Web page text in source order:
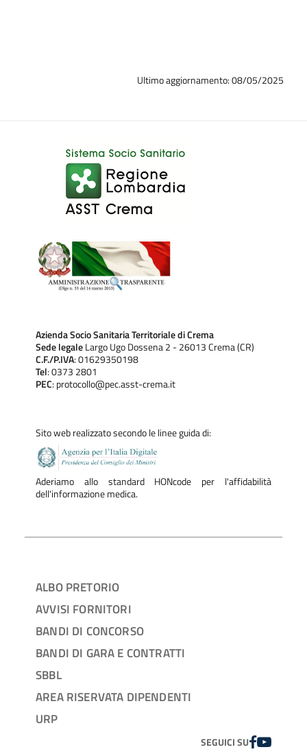
Ultimo aggiornamento: 08/05/2025
Azienda Socio Sanitaria Territoriale di Crema
Sede legaleLargo Ugo Dossena 2 - 26013 Crema (CR)
C.F./P.IVA: 01629350198
Tel: 0373 2801
PEC: protocollo@pec.asst-crema.it
Sito web realizzato secondo le linee guida di:
Aderiamo allo standard HONcode per l'affidabilità
dell'informazione medica.
ALBO PRETORIO
AVVISI FORNITORI
BANDI DI CONCORSO
BANDI DI GARA E CONTRATTI
SBBL
AREA RISERVATA DIPENDENTI
URP
SEGUICI SUFACEBOOK
YOUTUBE